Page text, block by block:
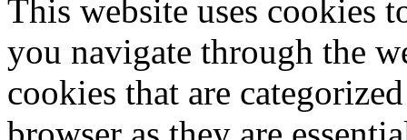
This website uses cookies
you navigate through the
cookies that are